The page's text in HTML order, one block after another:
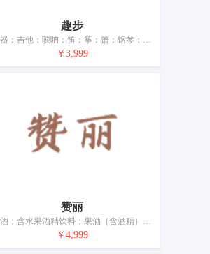
趣步
乐器；吉他；唢呐；笛；筝；箫；钢琴；锣；鼓（乐器）；乐器盒
￥3,999
赞丽
白酒；含水果酒精饮料；果酒（含酒精）；烧酒（烈酒）；白兰地；威士忌；葡萄酒；高粱酒；鸡尾酒；黄酒
￥4,999